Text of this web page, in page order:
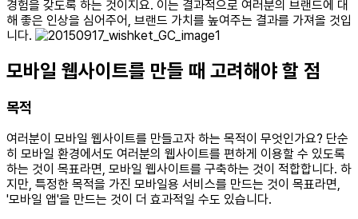
경험을 갖도록 하는 것이지요. 이는 결과적으로 여러분의 브랜드에 대
해 좋은 인상을 심어주어, 브랜드 가치를 높여주는 결과를 가져올 것입
니다.
모바일 웹사이트를 만들 때 고려해야 할 점
목적
여러분이 모바일 웹사이트를 만들고자 하는 목적이 무엇인가요? 단순
히 모바일 환경에서도 여러분의 웹사이트를 편하게 이용할 수 있도록
하는 것이 목표라면, 모바일 웹사이트를 구축하는 것이 적합합니다. 하
지만, 특정한 목적을 가진 모바일용 서비스를 만드는 것이 목표라면,
'모바일 앱'을 만드는 것이 더 효과적일 수도 있습니다.